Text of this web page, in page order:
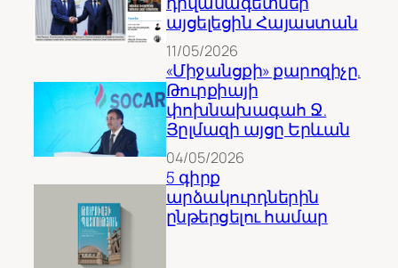
այցելեցին Հայաստան
11/05/2026
«Միջանցքի» քարոզիչը.
Թուրքիայի
փոխնախագահ Ջ.
Յըլմազի այցը Երևան
04/05/2026
5 գիրք
արձակուրդներին
ընթերցելու համար